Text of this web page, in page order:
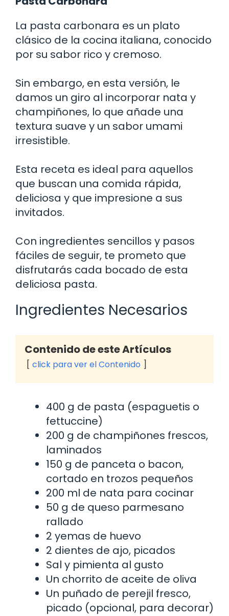
La pasta carbonara es un plato
clásico de la cocina italiana, conocido
por su sabor rico y cremoso.
Sin embargo, en esta versión, le
damos un giro al incorporar nata y
champiñones, lo que añade una
textura suave y un sabor umami
irresistible.
Esta receta es ideal para aquellos
que buscan una comida rápida,
deliciosa y que impresione a sus
invitados.
Con ingredientes sencillos y pasos
fáciles de seguir, te prometo que
disfrutarás cada bocado de esta
deliciosa pasta.
Ingredientes Necesarios
Contenido de este Artículos
click para ver el Contenido
400 g de pasta (espaguetis o
fettuccine)
200 g de champiñones frescos,
laminados
150 g de panceta o bacon,
cortado en trozos pequeños
200 ml de nata para cocinar
50 g de queso parmesano
rallado
2 yemas de huevo
2 dientes de ajo, picados
Sal y pimienta al gusto
Un chorrito de aceite de oliva
Un puñado de perejil fresco,
picado (opcional, para decorar)